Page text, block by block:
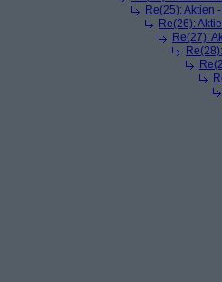
Re(25): Aktien
Re(26):
Re(27):